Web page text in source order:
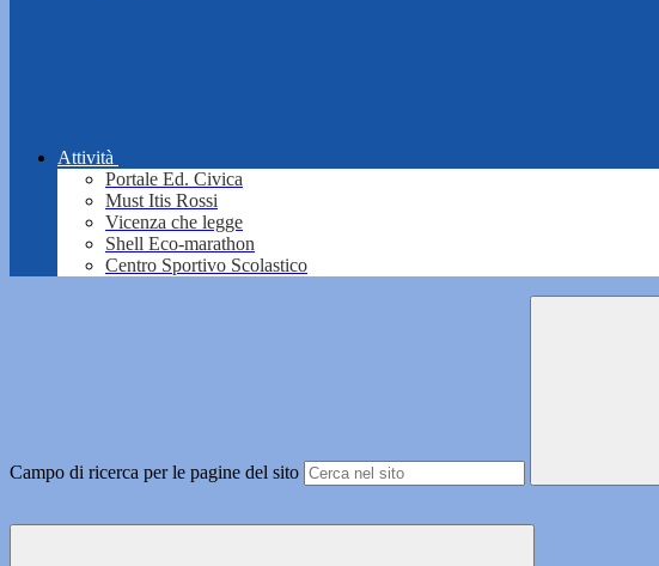
Attività
Portale Ed. Civica
Must Itis Rossi
Vicenza che legge
Shell Eco-marathon
Centro Sportivo Scolastico
Campo di ricerca per le pagine del sito